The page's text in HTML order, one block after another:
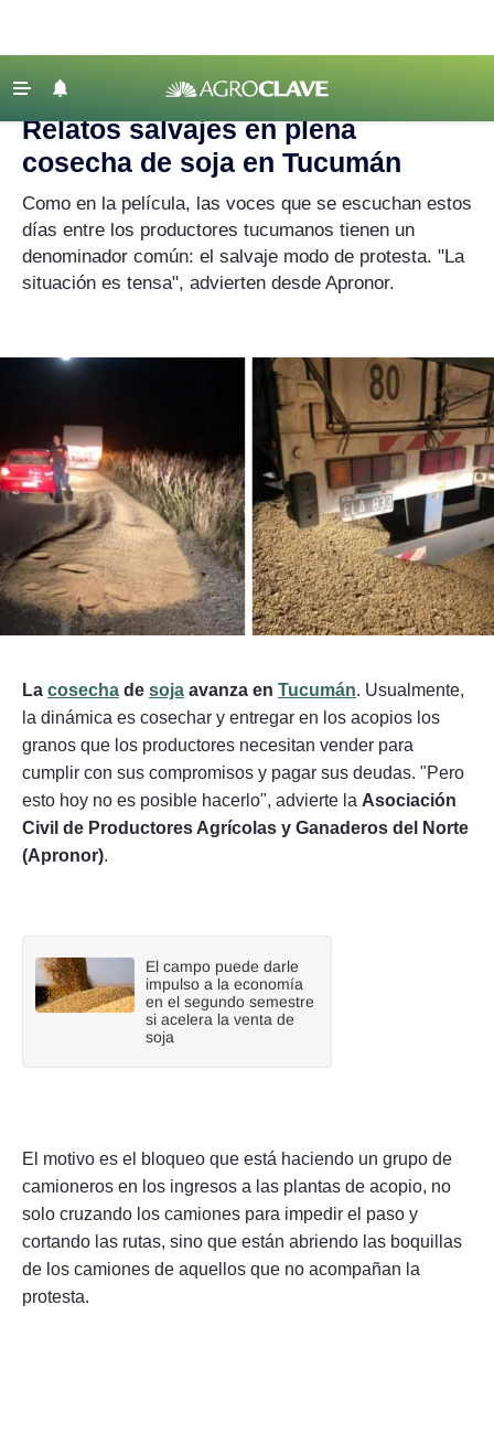
Agricultura
Lechería
Tecnología
Regionales
Agronegocios
Mercados
Seguinos
‹ VOLVER
Agroclave
Relatos salvajes en plena
cosecha de soja en Tucumán
Como en la película, las voces que se escuchan estos
días entre los productores tucumanos tienen un
denominador común: el salvaje modo de protesta. "La
situación es tensa", advierten desde Apronor.
La cosecha de soja avanza en Tucumán. Usualmente,
la dinámica es cosechar y entregar en los acopios los
granos que los productores necesitan vender para
cumplir con sus compromisos y pagar sus deudas. "Pero
esto hoy no es posible hacerlo", advierte la Asociación
Civil de Productores Agrícolas y Ganaderos del Norte
(Apronor).
El campo puede darle
impulso a la economía
en el segundo semestre
si acelera la venta de
soja
El motivo es el bloqueo que está haciendo un grupo de
camioneros en los ingresos a las plantas de acopio, no
solo cruzando los camiones para impedir el paso y
cortando las rutas, sino que están abriendo las boquillas
de los camiones de aquellos que no acompañan la
protesta.